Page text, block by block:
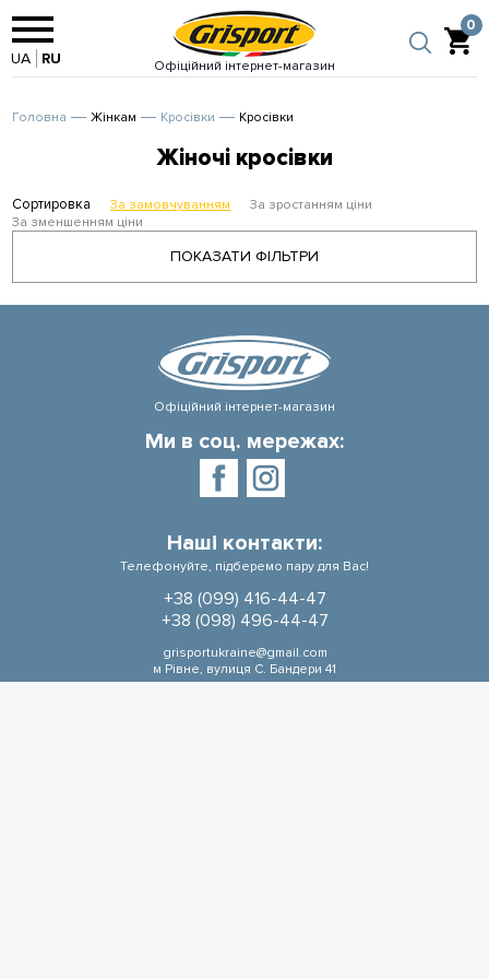
Офіційний інтернет-магазин
UA RU
0
Головна Жінкам Кросівки Кросівки
Жіночі кросівки
Сортировка За замовчуванням
За зростанням ціни
За зменшенням ціни
ПОКАЗАТИ ФІЛЬТРИ
Офіційний інтернет-магазин
Ми в соц. мережах:
Наші контакти:
Телефонуйте, підберемо пару для Вас!
+38 (099) 416-44-47
+38 (098) 496-44-47
grisportukraine@gmail.com
м Рівне, вулиця С. Бандери 41